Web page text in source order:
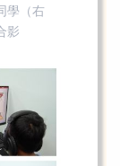
學（右
影